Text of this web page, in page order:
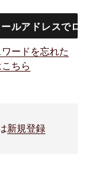
ードを忘れた
ちら
新規登録